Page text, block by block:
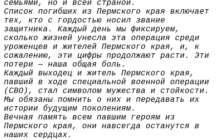
семьями, но и всей страной.
Список погибших из Пермского края включает
тех, кто с гордостью носил звание
защитника. Каждый день мы фиксируем,
сколько жизней унесла эта операция среди
уроженцев и жителей Пермского края, и, к
сожалению, эти цифры продолжают расти. Эти
потери — наша общая боль.
Каждый выходец и житель Пермского края,
павший в ходе специальной военной операции
(СВО), стал символом мужества и стойкости.
Мы обязаны помнить о них и передавать их
истории будущим поколениям.
Вечная память всем павшим героям из
Пермского края, они навсегда останутся в
наших сердцах.